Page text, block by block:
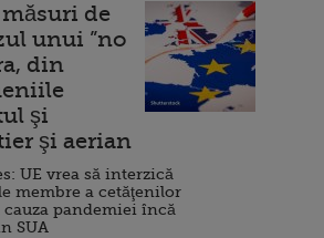
de
unui ”no
din
şi
şi aerian
UE vrea să interzică
membre a cetăţenilor
pandemiei încă
SUA